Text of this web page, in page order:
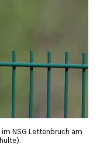
NSG Lettenbruch am